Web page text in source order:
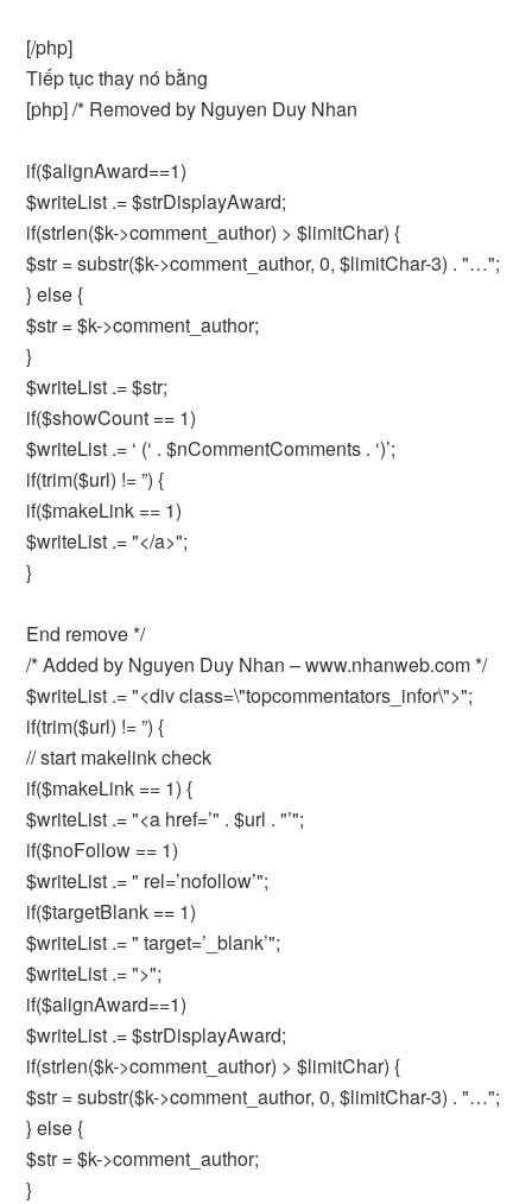
[/php]
Tiếp tục thay nó bằng
[php] /* Removed by Nguyen Duy Nhan
if($alignAward==1)
$writeList .= $strDisplayAward;
if(strlen($k->comment_author) > $limitChar) {
$str = substr($k->comment_author, 0, $limitChar-3) . "…";
} else {
$str = $k->comment_author;
}
$writeList .= $str;
if($showCount == 1)
$writeList .= ‘ (‘ . $nCommentComments . ‘)’;
if(trim($url) != ”) {
if($makeLink == 1)
$writeList .= "</a>";
}
End remove */
/* Added by Nguyen Duy Nhan – www.nhanweb.com */
$writeList .= "<div class=\"topcommentators_infor\">";
if(trim($url) != ”) {
// start makelink check
if($makeLink == 1) {
$writeList .= "<a href=’" . $url . "’";
if($noFollow == 1)
$writeList .= " rel=’nofollow’";
if($targetBlank == 1)
$writeList .= " target=’_blank’";
$writeList .= ">";
if($alignAward==1)
$writeList .= $strDisplayAward;
if(strlen($k->comment_author) > $limitChar) {
$str = substr($k->comment_author, 0, $limitChar-3) . "…";
} else {
$str = $k->comment_author;
}